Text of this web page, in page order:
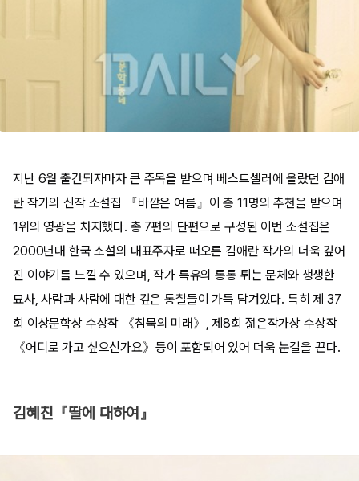
지난 6월 출간되자마자 큰 주목을 받으며 베스트셀러에 올랐던 김애
란 작가의 신작 소설집 『바깥은 여름』이 총 11명의 추천을 받으며
1위의 영광을 차지했다. 총 7편의 단편으로 구성된 이번 소설집은
2000년대 한국 소설의 대표주자로 떠오른 김애란 작가의 더욱 깊어
진 이야기를 느낄 수 있으며, 작가 특유의 통통 튀는 문체와 생생한
묘사, 사람과 사람에 대한 깊은 통찰들이 가득 담겨있다. 특히 제 37
회 이상문학상 수상작 《침묵의 미래》, 제8회 젊은작가상 수상작
《어디로 가고 싶으신가요》등이 포함되어 있어 더욱 눈길을 끈다.
김혜진『딸에 대하여』